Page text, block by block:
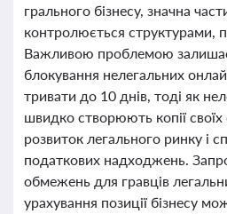
грального бізнесу, значна
контролюється структурами,
Важливою проблемою
блокування нелегальних
тривати до 10 днів, тоді як
швидко створюють копії
розвиток легального ринку і
податкових надходжень.
обмежень для гравців
урахування позиції бізнесу